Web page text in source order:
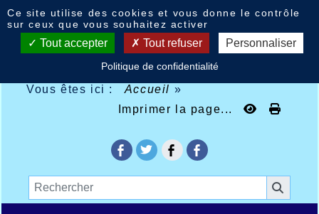
Vous êtes ici : Accueil »
Imprimer la page...
Ce site utilise des cookies et vous donne le contrôle
sur ceux que vous souhaitez activer
Tout accepter Tout refuser Personnaliser
Politique de confidentialité